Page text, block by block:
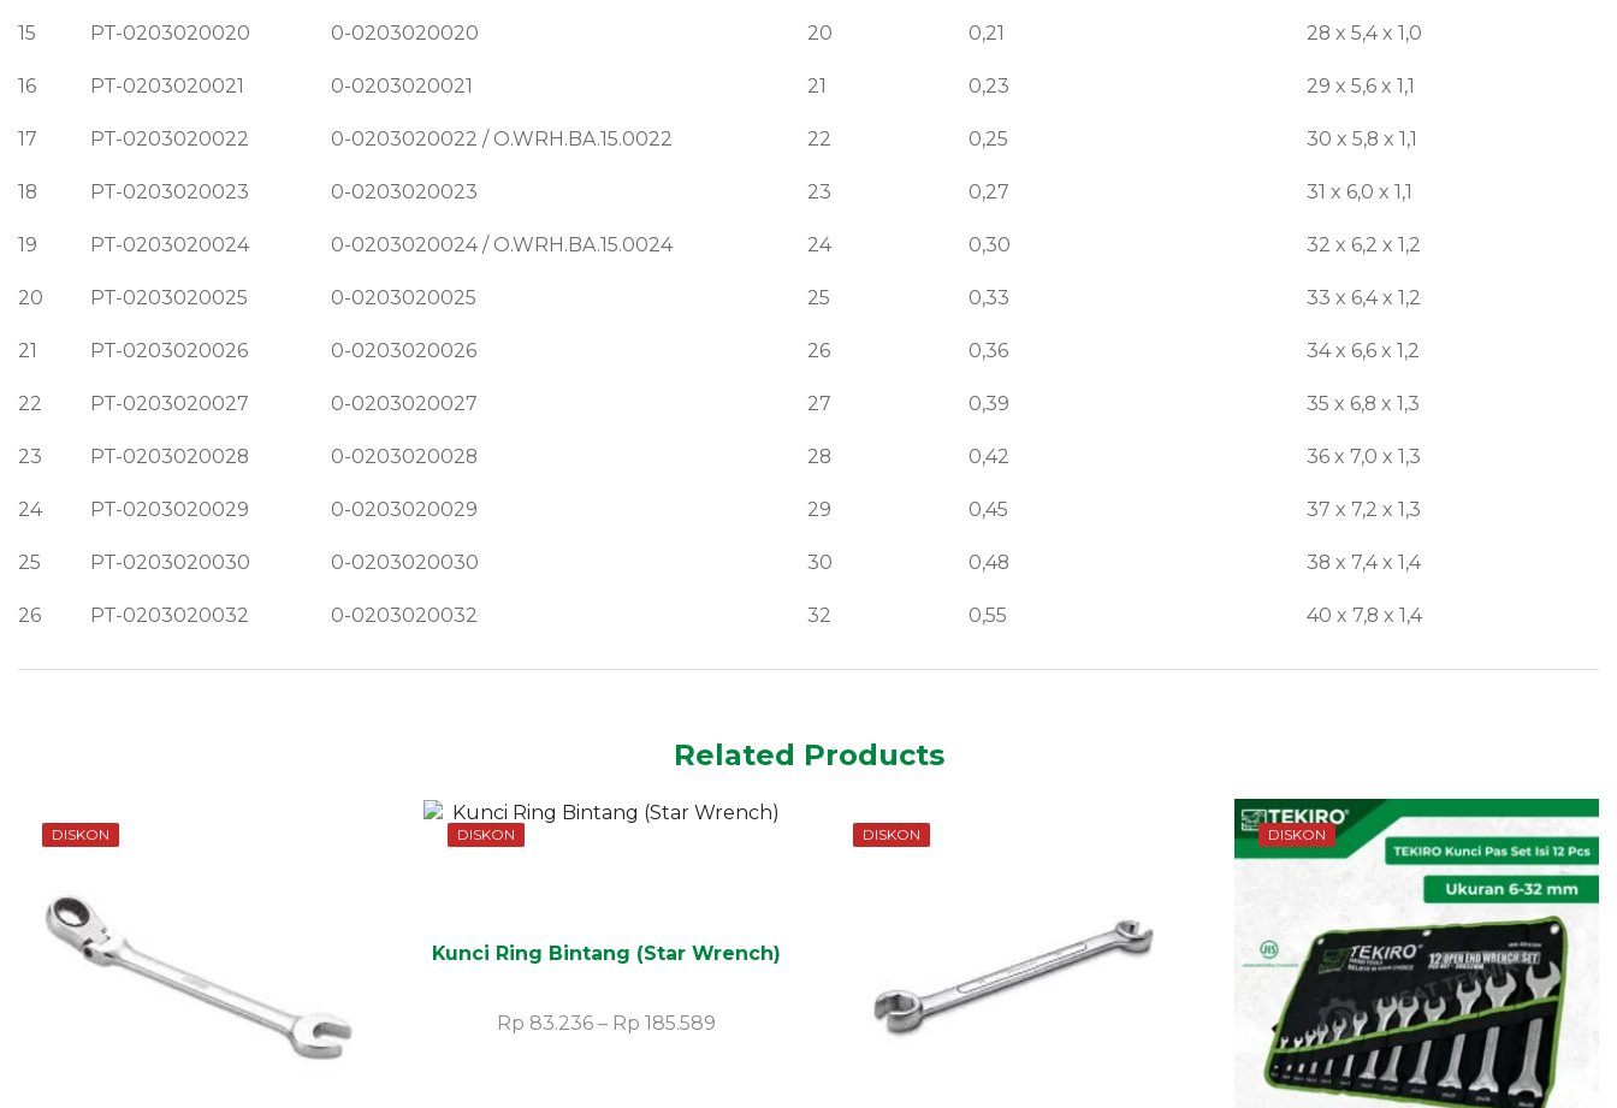
15 PT-0203020020 0-0203020020 20 0,21 28 x 5,4 x 1,0
16 PT-0203020021 0-0203020021 21 0,23 29 x 5,6 x 1,1
17 PT-0203020022 0-0203020022 / O.WRH.BA.15.0022 22 0,25 30 x 5,8 x 1,1
18 PT-0203020023 0-0203020023 23 0,27 31 x 6,0 x 1,1
19 PT-0203020024 0-0203020024 / O.WRH.BA.15.0024 24 0,30 32 x 6,2 x 1,2
20 PT-0203020025 0-0203020025 25 0,33 33 x 6,4 x 1,2
21 PT-0203020026 0-0203020026 26 0,36 34 x 6,6 x 1,2
22 PT-0203020027 0-0203020027 27 0,39 35 x 6,8 x 1,3
23 PT-0203020028 0-0203020028 28 0,42 36 x 7,0 x 1,3
24 PT-0203020029 0-0203020029 29 0,45 37 x 7,2 x 1,3
25 PT-0203020030 0-0203020030 30 0,48 38 x 7,4 x 1,4
26 PT-0203020032 0-0203020032 32 0,55 40 x 7,8 x 1,4
Related Products
DISKON DISKON
Kunci Ring Bintang (Star Wrench)
Rp 83.236 – Rp 185.589
DISKON DISKON